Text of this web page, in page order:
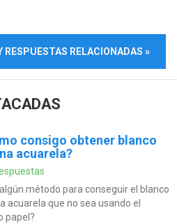
RESPUESTAS RELACIONADAS »
consigo obtener blanco
acuarela?
método para conseguir el blanco
acuarela que no sea usando el
papel?